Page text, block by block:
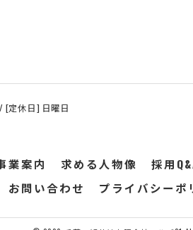
[定休日] 日曜日
業案内 求める人物像 採用
お問い合わせ プライバシーポ